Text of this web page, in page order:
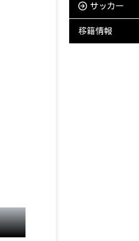
サッカー
移籍情報